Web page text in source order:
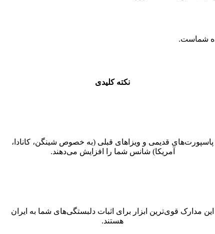
شماست.
نکته کلیدی
پاسپورت‌های قدیمی و ویزاهای قبلی (به خصوص شینگن، کانادا،
آمریکا) شانس شما را افزایش می‌دهند.
این مدارک قوی‌ترین ابزار برای اثبات دلبستگی‌های شما به ایران
هستند.